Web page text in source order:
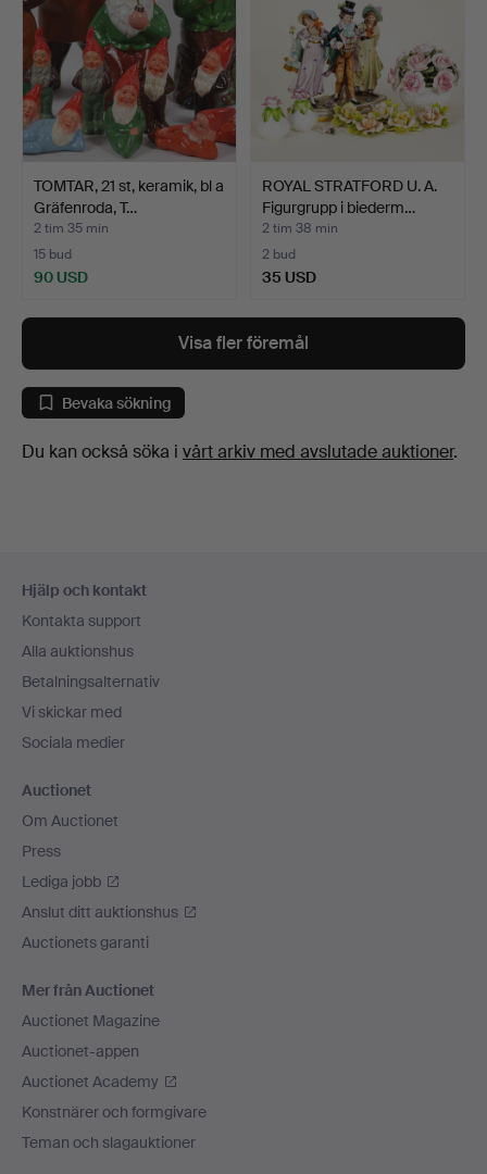
TOMTAR, 21 st, keramik, bl a
Gräfenroda, T…
2 tim 35 min
15 bud
90 USD
ROYAL STRATFORD U. A.
Figurgrupp i biederm…
2 tim 38 min
2 bud
35 USD
Visa fler föremål
Bevaka sökning
Du kan också söka i vårt arkiv med avslutade auktioner.
Hjälp och kontakt
Kontakta support
Alla auktionshus
Betalningsalternativ
Vi skickar med
Sociala medier
Auctionet
Om Auctionet
Press
Lediga jobb
Anslut ditt auktionshus
Auctionets garanti
Mer från Auctionet
Auctionet Magazine
Auctionet-appen
Auctionet Academy
Konstnärer och formgivare
Teman och slagauktioner